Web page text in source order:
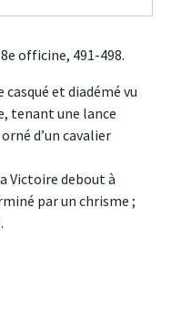
officine, 491-498.
casqué et diadémé vu
tenant une lance
d’un cavalier
Victoire debout à
par un chrisme ;